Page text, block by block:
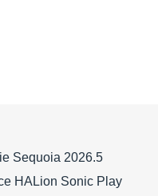
Sequoia 2026.5
HALion Sonic Play